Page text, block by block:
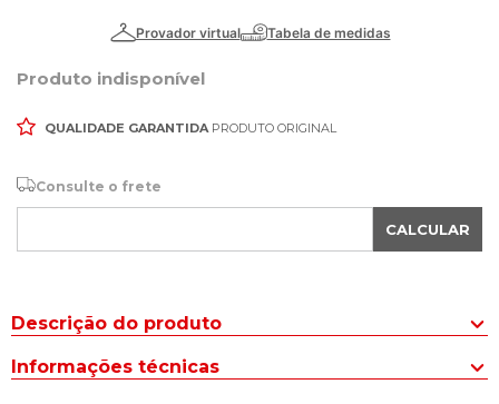
Produto indisponível
QUALIDADE GARANTIDAPRODUTO ORIGINAL
Consulte o frete
CALCULAR
Descrição do produto
Para curtir dentro e fora d'agua o Short Masculino Nico Boco Liso
Cinza é indicado para diversos momentos do seu dia. Liso e cheio
Informações técnicas